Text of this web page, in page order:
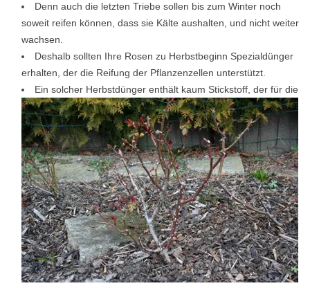
Denn auch die letzten Triebe sollen bis zum Winter noch
soweit reifen können, dass sie Kälte aushalten, und nicht weiter
wachsen.
Deshalb sollten Ihre Rosen zu Herbstbeginn Spezialdünger
erhalten, der die Reifung der Pflanzenzellen unterstützt.
Ein solcher Herbstdünger enthält kaum Stickstoff, der für die